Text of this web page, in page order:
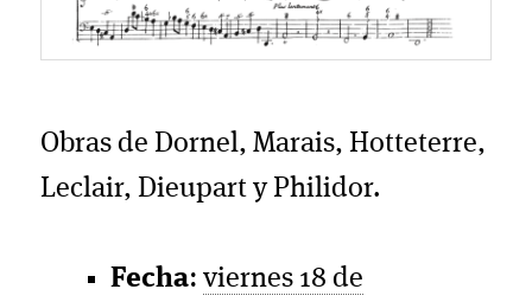
Obras de Dornel, Marais, Hotteterre,
Leclair, Dieupart y Philidor.
Fecha:viernes 18 de